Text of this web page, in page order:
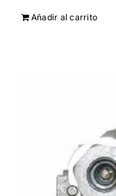
Añadir al carrito